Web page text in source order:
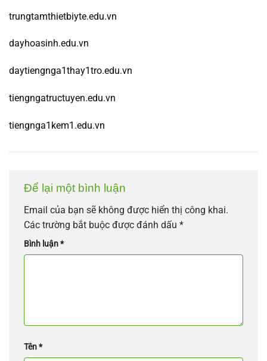
trungtamthietbiyte.edu.vn
dayhoasinh.edu.vn
daytiengnga1thay1tro.edu.vn
tiengngatructuyen.edu.vn
tiengnga1kem1.edu.vn
Để lại một bình luận
Email của bạn sẽ không được hiển thị công khai.
Các trường bắt buộc được đánh dấu *
Bình luận*
Tên*